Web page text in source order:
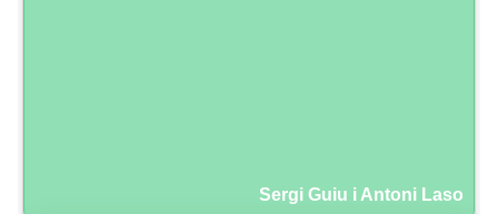
Sergi Guiu i Antoni Laso